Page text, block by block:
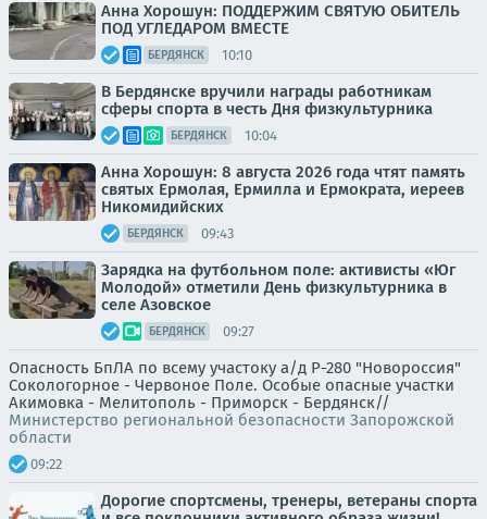
Анна Хорошун: ПОДДЕРЖИМ СВЯТУЮ ОБИТЕЛЬ
ПОД УГЛЕДАРОМ ВМЕСТЕ
БЕРДЯНСК 10:10
В Бердянске вручили награды работникам
сферы спорта в честь Дня физкультурника
БЕРДЯНСК 10:04
Анна Хорошун: 8 августа 2026 года чтят память
святых Ермолая, Ермилла и Ермократа, иереев
Никомидийских
БЕРДЯНСК 09:43
Зарядка на футбольном поле: активисты «Юг
Молодой» отметили День физкультурника в
селе Азовское
БЕРДЯНСК 09:27
Опасность БпЛА по всему участоку а/д Р-280 "Новороссия"
Сокологорное - Червоное Поле. Особые опасные участки
Акимовка - Мелитополь - Приморск - Бердянск//
Министерство региональной безопасности Запорожской
области
09:22
Дорогие спортсмены, тренеры, ветераны спорта